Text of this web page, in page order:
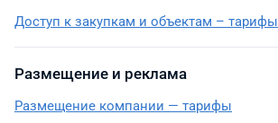
Доступ к закупкам и объектам – тарифы
Размещение и реклама
Размещение компании — тарифы